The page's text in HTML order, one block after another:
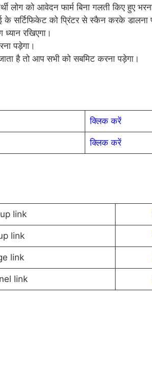
लोग को आवेदन फार्म बिना गलती किए हुए
सर्टिफिकेट को प्रिंटर से स्कैन करके डालना
रखिएगा।
पड़ेगा।
जाता है तो आप सभी को सबमिट करना पड़ेगा।
क्लिक करें
क्लिक करें
link
link
link
link